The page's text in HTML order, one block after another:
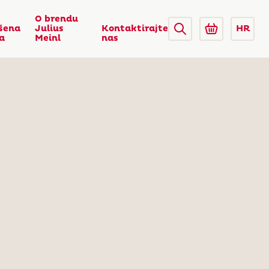
O brendu
Julius
Meinl
Kontaktirajte
nas
HR